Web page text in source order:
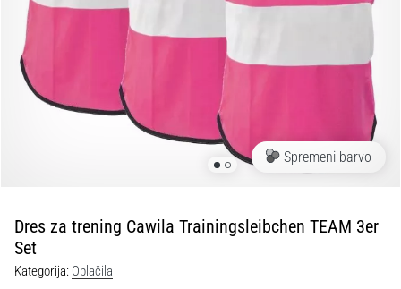
za
napad
Nike
Tiempo
Maestro
dotik
|
11teamsports
Spremeni barvo
Dres za trening Cawila Trainingsleibchen TEAM 3er
Set
Kategorija: Oblačila